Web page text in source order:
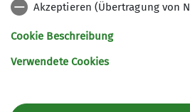
Akzeptieren (Übertragung von
Cookie Beschreibung
Verwendete Cookies